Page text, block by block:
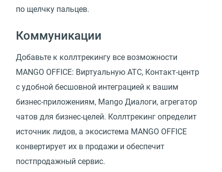
по щелчку пальцев.
Коммуникации
Добавьте к коллтрекингу все возможности
MANGO OFFICE: Виртуальную АТС, Контакт-центр
с удобной бесшовной интеграцией к вашим
бизнес-приложениям, Mango Диалоги, агрегатор
чатов для бизнес-целей. Коллтрекинг определит
источник лидов, а экосистема MANGO OFFICE
конвертирует их в продажи и обеспечит
постпродажный сервис.